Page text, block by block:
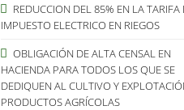
REDUCCION DEL 85% EN LA TARIFA
IMPUESTO ELECTRICO EN RIEGOS
OBLIGACIÓN DE ALTA CENSAL EN
HACIENDA PARA TODOS LOS QUE SE
DEDIQUEN AL CULTIVO Y
PRODUCTOS AGRÍCOLAS